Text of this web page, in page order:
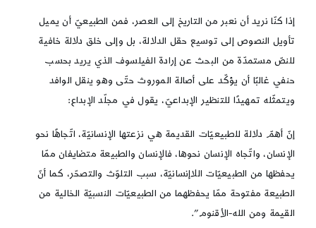
إذا كنّا نريد أن نعبر من التاريخ إلى العصر، فمن الطبيعيّ أن يميل
تأويل النصوص إلى توسيع حقل الدلالة، بل وإلى خلق دلالة خافية
للنصّ مستمدّة من البحث عن إرادة الفيلسوف الذي يريد بحسب
حنفي غالبًا أن يؤكّد على أصالة الموروث حتّى وهو ينقل الوافد
ويتمثّله تمهيدًا للتنظير الإبداعيّ، يقول في مجلّد الإبداع:
إنّ أهمّ دلالة للطبيعيّات القديمة هي نزعتها الإنسانيّة، اتّجاهًا نحو
الإنسان، واتّجاه الإنسان نحوها، فالإنسان والطبيعة متضايفان ممّا
يحفظها من الطبيعيّات اللاإنسانيّة، سبب التلوّث والتصحّر، كما أنّ
الطبيعة مفتوحة ممّا يحفظهما من الطبيعيّات النسبيّة الخالية من
القيمة ومن الله-الأقنوم”.